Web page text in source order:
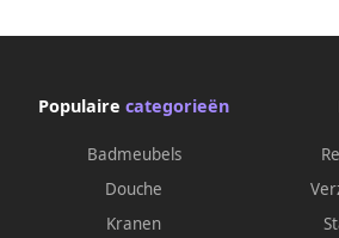
Populaire categorieën
Badmeubels
Douche
Kranen